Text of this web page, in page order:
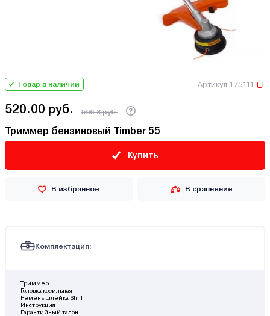
Товар в наличии Артикул 175111
520.00 руб. 566.8 руб.
Триммер бензиновый Timber 55
Купить
В избранное В сравнение
Комплектация:
Триммер
Головка косильная
Ремень шлейка Stihl
Инструкция
Гарантийный талон